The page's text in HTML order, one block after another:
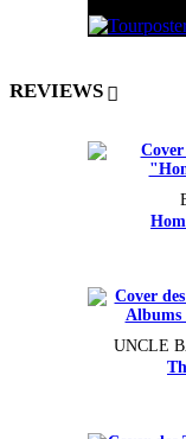
REVIEWS
UNCLE